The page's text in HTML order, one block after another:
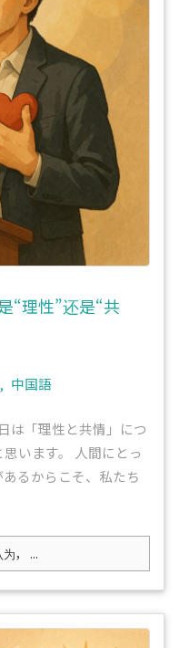
“理性”还是“共
, 中国語
は「理性と共情」につ
います。 人間にとっ
るからこそ、私たち
， ...